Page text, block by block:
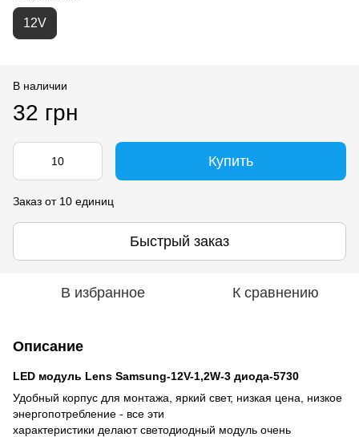
12V
В наличии
32 грн
Купить
Заказ от 10 единиц
Быстрый заказ
В избранное К сравнению
Описание
LED модуль Lens Samsung-12V-1,2W-3 диода-5730
Удобный корпус для монтажа, яркий свет, низкая цена, низкое
энергопотребление - все эти
характеристики делают светодиодный модуль очень